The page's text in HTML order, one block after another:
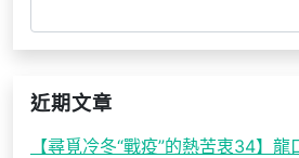
近期文章
【尋覓冷冬“戰疫”的熱苦衷34】